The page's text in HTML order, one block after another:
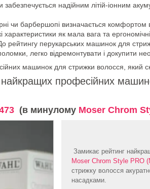
надійним літій-іонним
чи барбершопі визначається
характеристики як мала вага та
рейтингу перукарських машинок для
легко відремонтувати і докупити
машинок для стрижки волосся, який
найкращих професійних
(в минулому Moser Chrom
Замикає рейтинг
Moser Chrom Style PRO
стрижку волосся
насадками.